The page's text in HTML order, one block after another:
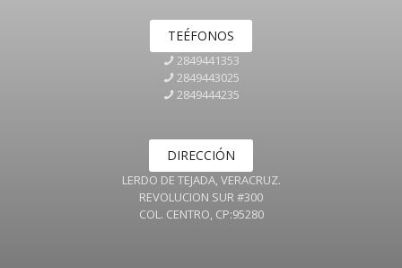
TEÉFONOS
2849441353
2849443025
2849444235
DIRECCIÓN
LERDO DE TEJADA, VERACRUZ.
REVOLUCION SUR #300
COL. CENTRO, CP:95280